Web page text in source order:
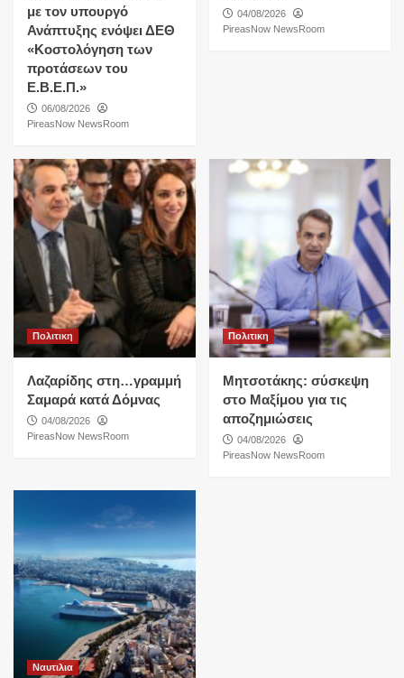
με τον υπουργό
Ανάπτυξης ενόψει ΔΕΘ
«Κοστολόγηση των
προτάσεων του
Ε.Β.Ε.Π.»
06/08/2026
PireasNow NewsRoom
04/08/2026
PireasNow NewsRoom
Πολιτικη
Λαζαρίδης στη…γραμμή
Σαμαρά κατά Δόμνας
04/08/2026
PireasNow NewsRoom
Πολιτικη
Μητσοτάκης: σύσκεψη
στο Μαξίμου για τις
αποζημιώσεις
04/08/2026
PireasNow NewsRoom
Ναυτιλια